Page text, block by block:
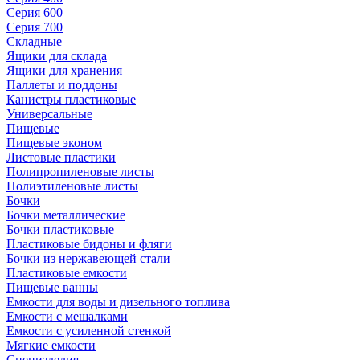
Серия 600
Серия 700
Складные
Ящики для склада
Ящики для хранения
Паллеты и поддоны
Канистры пластиковые
Универсальные
Пищевые
Пищевые эконом
Листовые пластики
Полипропиленовые листы
Полиэтиленовые листы
Бочки
Бочки металлические
Бочки пластиковые
Пластиковые бидоны и фляги
Бочки из нержавеющей стали
Пластиковые емкости
Пищевые ванны
Емкости для воды и дизельного топлива
Емкости с мешалками
Емкости с усиленной стенкой
Мягкие емкости